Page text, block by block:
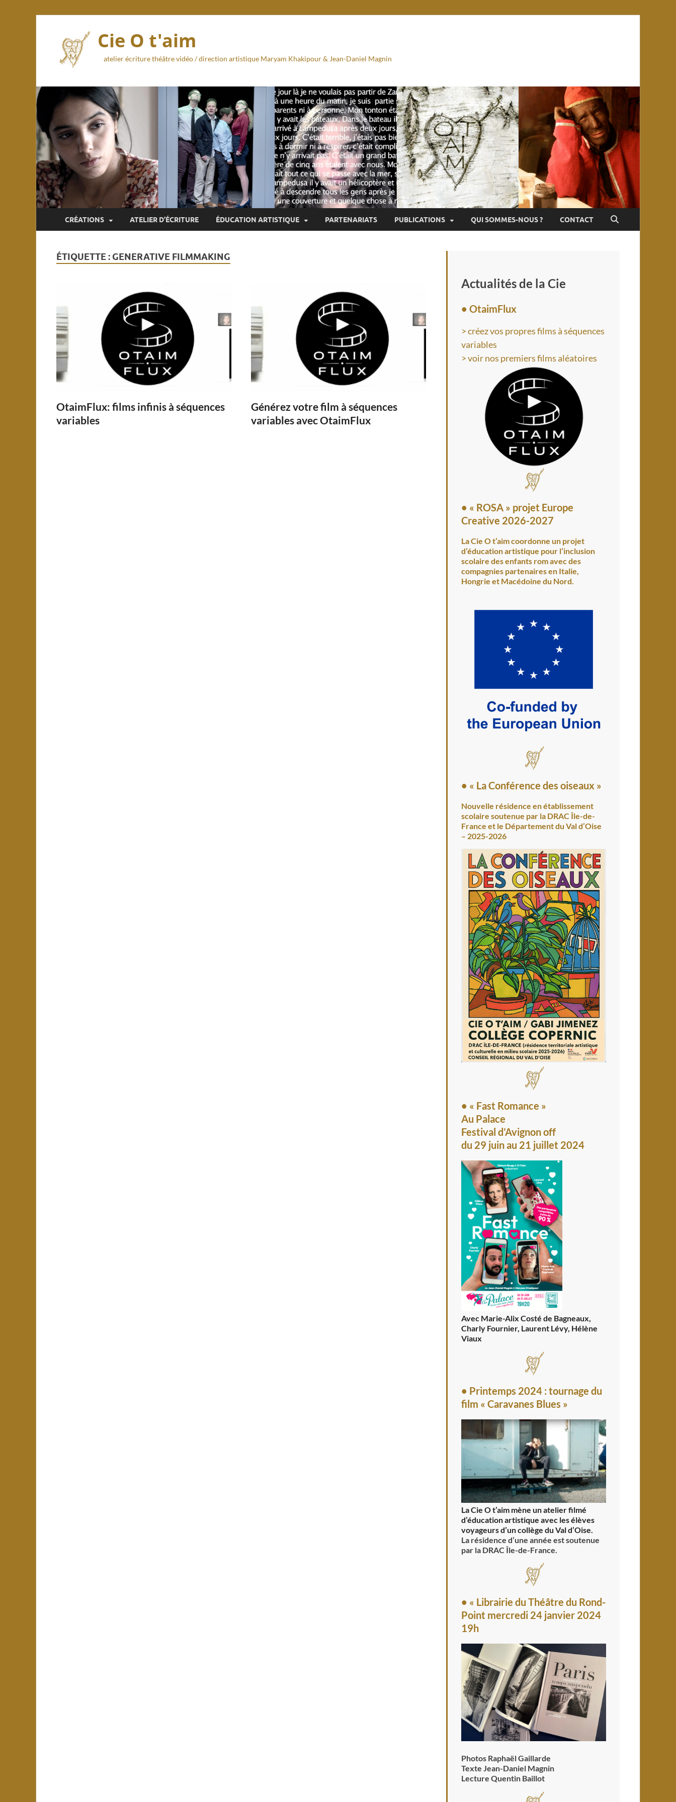
Cie O t'aim
atelier écriture théâtre vidéo / direction artistique Maryam Khakipour & Jean-Daniel Magnin
CRÉATIONS ATELIER D’ÉCRITURE ÉDUCATION ARTISTIQUE PARTENARIATS PUBLICATIONS QUI SOMMES-NOUS ? CONTACT
ÉTIQUETTE : GENERATIVE FILMMAKING
OtaimFlux: films infinis à séquences
variables
Générez votre film à séquences
variables avec OtaimFlux
Actualités de la Cie
• OtaimFlux
> créez vos propres films à séquences
variables
> voir nos premiers films aléatoires
• « ROSA » projet Europe
Creative 2026-2027
La Cie O t’aim coordonne un projet
d’éducation artistique pour l’inclusion
scolaire des enfants rom avec des
compagnies partenaires en Italie,
Hongrie et Macédoine du Nord.
• « La Conférence des oiseaux »
Nouvelle résidence en établissement
scolaire soutenue par la DRAC Île-de-
France et le Département du Val d’Oise
– 2025-2026
• « Fast Romance »
Au Palace
Festival d’Avignon off
du 29 juin au 21 juillet 2024
Avec Marie-Alix Costé de Bagneaux,
Charly Fournier, Laurent Lévy, Hélène
Viaux
• Printemps 2024 : tournage du
film « Caravanes Blues »
La Cie O t’aim mène un atelier filmé
d’éducation artistique avec les élèves
voyageurs d’un collège du Val d’Oise.
La résidence d’une année est soutenue
par la DRAC Île-de-France.
• « Librairie du Théâtre du Rond-
Point mercredi 24 janvier 2024
19h
Photos Raphaël Gaillarde
Texte Jean-Daniel Magnin
Lecture Quentin Baillot